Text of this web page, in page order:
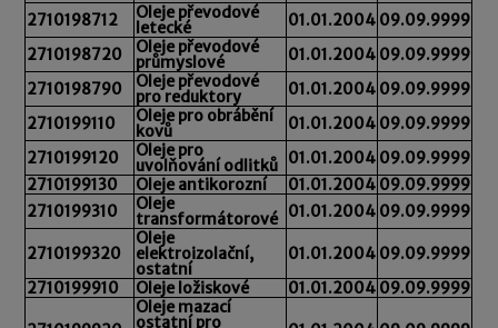
2710198712
Oleje převodové
letecké 01.01.2004 09.09.9999
2710198720
Oleje převodové
průmyslové 01.01.2004 09.09.9999
2710198790
Oleje převodové
pro reduktory 01.01.2004 09.09.9999
2710199110
Oleje pro obrábění
kovů 01.01.2004 09.09.9999
2710199120
Oleje pro
uvolňování odlitků 01.01.2004 09.09.9999
2710199130
Oleje antikorozní 01.01.2004 09.09.9999
2710199310
Oleje
transformátorové 01.01.2004 09.09.9999
2710199320
Oleje
elektroizolační,
ostatní
01.01.2004 09.09.9999
2710199910
Oleje ložiskové 01.01.2004 09.09.9999
Oleje mazací
ostatní pro